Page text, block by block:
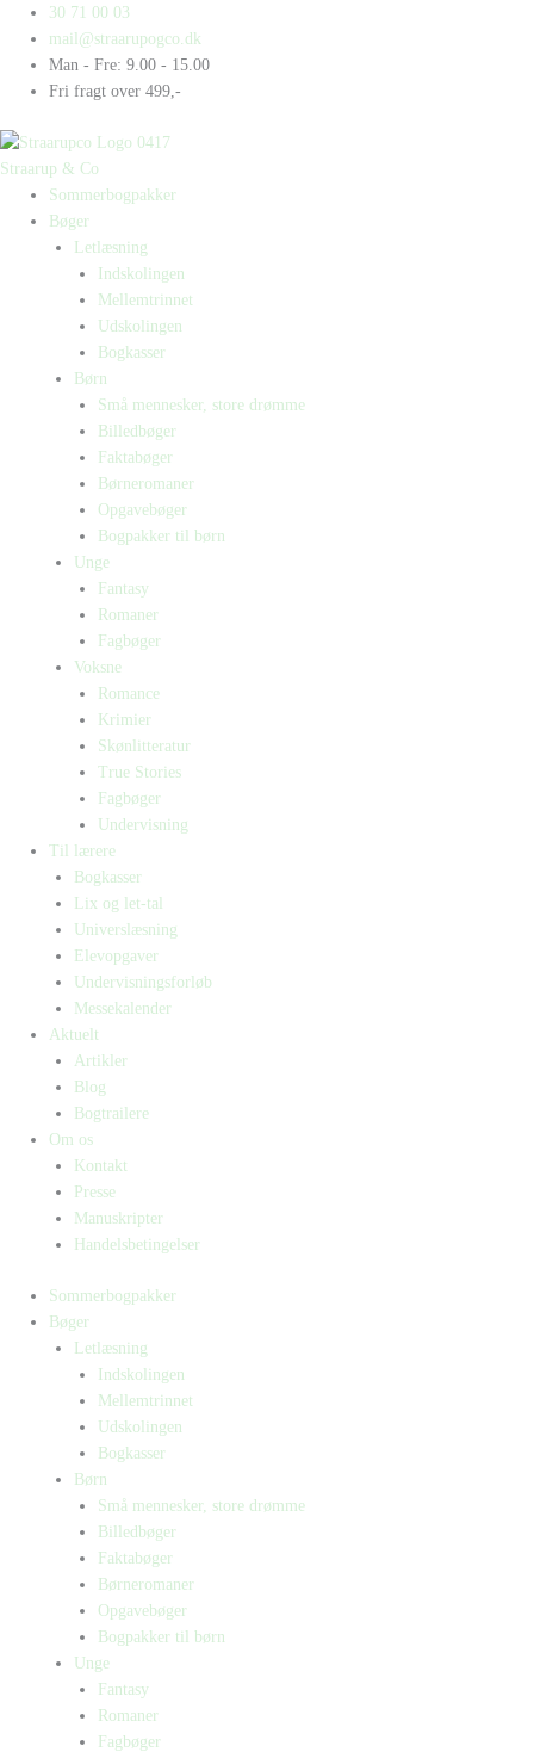
indholdet
30 71 00 03
mail@straarupogco.dk
Man - Fre: 9.00 - 15.00
Fri fragt over 499,-
Straarup & Co
Sommerbogpakker
Bøger
Letlæsning
Indskolingen
Mellemtrinnet
Udskolingen
Bogkasser
Børn
Små mennesker, store drømme
Billedbøger
Faktabøger
Børneromaner
Opgavebøger
Bogpakker til børn
Unge
Fantasy
Romaner
Fagbøger
Voksne
Romance
Krimier
Skønlitteratur
True Stories
Fagbøger
Undervisning
Til lærere
Bogkasser
Lix og let-tal
Universlæsning
Elevopgaver
Undervisningsforløb
Messekalender
Aktuelt
Artikler
Blog
Bogtrailere
Om os
Kontakt
Presse
Manuskripter
Handelsbetingelser
Sommerbogpakker
Bøger
Letlæsning
Indskolingen
Mellemtrinnet
Udskolingen
Bogkasser
Børn
Små mennesker, store drømme
Billedbøger
Faktabøger
Børneromaner
Opgavebøger
Bogpakker til børn
Unge
Fantasy
Romaner
Fagbøger
Products
search
Products
search
Bogbringeren